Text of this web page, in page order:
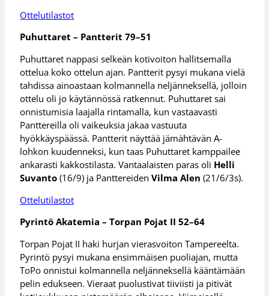
Ottelutilastot
Puhuttaret – Pantterit 79–51
Puhuttaret nappasi selkeän kotivoiton hallitsemalla
ottelua koko ottelun ajan. Pantterit pysyi mukana vielä
tahdissa ainoastaan kolmannella neljänneksellä, jolloin
ottelu oli jo käytännössä ratkennut. Puhuttaret sai
onnistumisia laajalla rintamalla, kun vastaavasti
Panttereilla oli vaikeuksia jakaa vastuuta
hyökkäyspäässä. Pantterit näyttää jämähtävän A-
lohkon kuudenneksi, kun taas Puhuttaret kamppailee
ankarasti kakkostilasta. Vantaalaisten paras oli Helli
Suvanto (16/9) ja PanttereidenVilma Alen (21/6/3s).
Ottelutilastot
Pyrintö Akatemia – Torpan Pojat II 52–64
Torpan Pojat II haki hurjan vierasvoiton Tampereelta.
Pyrintö pysyi mukana ensimmäisen puoliajan, mutta
ToPo onnistui kolmannella neljänneksellä kääntämään
pelin edukseen. Vieraat puolustivat tiiviisti ja pitivät